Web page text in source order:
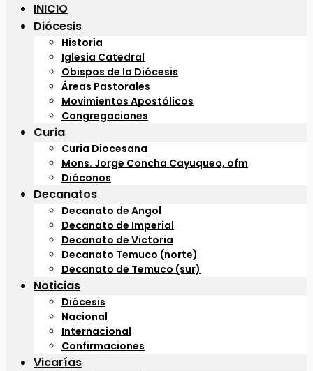
INICIO
Diócesis
Historia
Iglesia Catedral
Obispos de la Diócesis
Áreas Pastorales
Movimientos Apostólicos
Congregaciones
Curia
Curia Diocesana
Mons. Jorge Concha Cayuqueo, ofm
Diáconos
Decanatos
Decanato de Angol
Decanato de Imperial
Decanato de Victoria
Decanato Temuco (norte)
Decanato de Temuco (sur)
Noticias
Diócesis
Nacional
Internacional
Confirmaciones
Vicarías